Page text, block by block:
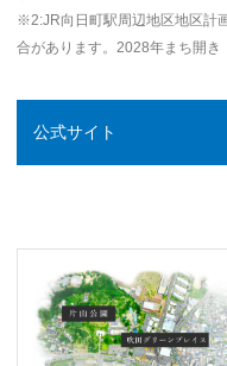
※2:JR向日町駅周辺地区地区計
合があります。2028年まち開き
公式サイト